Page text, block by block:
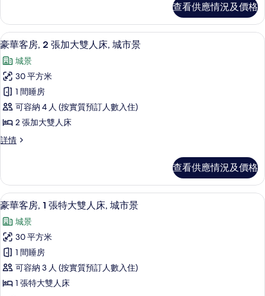
張
特
大
雙
人
床,
城
市
景
片
1
張
特
雙
人
床,
城
市
景
詳
情
查看供應情況及價格
載
入
所
有
豪
華
客
房,
張
加
大
雙
人
床,
城
市
羽絨被、特厚豪華床墊、房內夾萬、書
4
豪華客房, 2 張加大雙人床, 城市景
城景
30 平方米
1 間睡房
可容納 4 人 (按實質預訂人數入住)
2 張加大雙人床
詳情
豪
2
張
加
雙
人
床,
城
市
景
詳
查看供應情況及價格
載
入
所
有
豪
華
客
羽絨被、特厚豪華床墊、房內夾萬、書
5
豪華客房, 1 張特大雙人床, 城市景
城景
30 平方米
1 間睡房
可容納 3 人 (按實質預訂人數入住)
1 張特大雙人床